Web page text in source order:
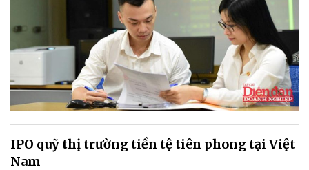
IPO quỹ thị trường tiền tệ tiên phong tại Việt
Nam